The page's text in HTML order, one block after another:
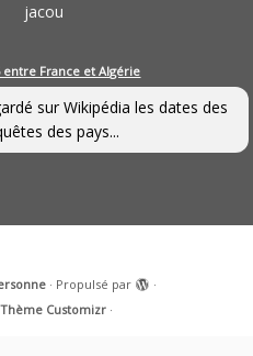
jacou
entre France et Algérie
sur Wikipédia les dates des
des pays...
· Propulsé par
·
Thème Customizr ·